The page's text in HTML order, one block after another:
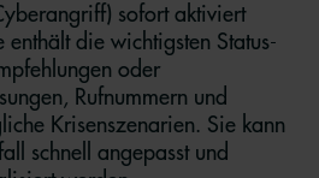
sofort aktiviert
die wichtigsten Status-
oder
Rufnummern und
Krisenszenarien. Sie kann
schnell angepasst und